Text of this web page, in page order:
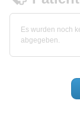
Es wurden noch
abgegeben.